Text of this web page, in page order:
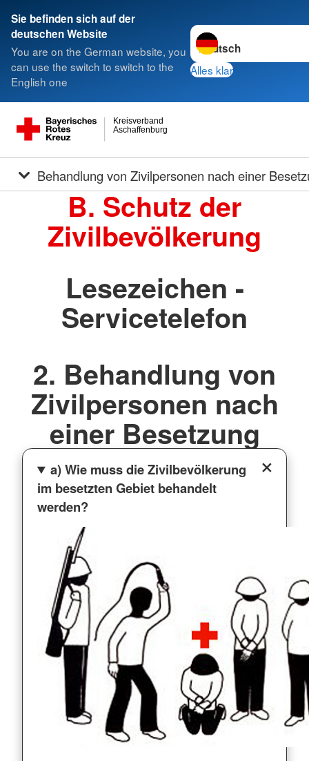
Sie befinden sich auf der
deutschen Website
You are on the German website, you
can use the switch to switch to the
English one
Sprache wechseln zu
Alles klar
Aschaffenburg
Kreisverband
Behandlung von Zivilpersonen nach einer
B. Schutz der
Zivilbevölkerung
Lesezeichen -
Servicetelefon
2. Behandlung von
Zivilpersonen nach
einer Besetzung
a) Wie muss die Zivilbevölkerung
im besetzten Gebiet behandelt
werden?